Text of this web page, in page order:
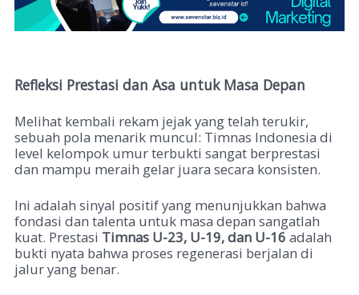
Refleksi Prestasi dan Asa untuk Masa Depan
Melihat kembali rekam jejak yang telah terukir,
sebuah pola menarik muncul: Timnas Indonesia di
level kelompok umur terbukti sangat berprestasi
dan mampu meraih gelar juara secara konsisten.
Ini adalah sinyal positif yang menunjukkan bahwa
fondasi dan talenta untuk masa depan sangatlah
kuat. Prestasi Timnas U-23, U-19, dan U-16 adalah
bukti nyata bahwa proses regenerasi berjalan di
jalur yang benar.